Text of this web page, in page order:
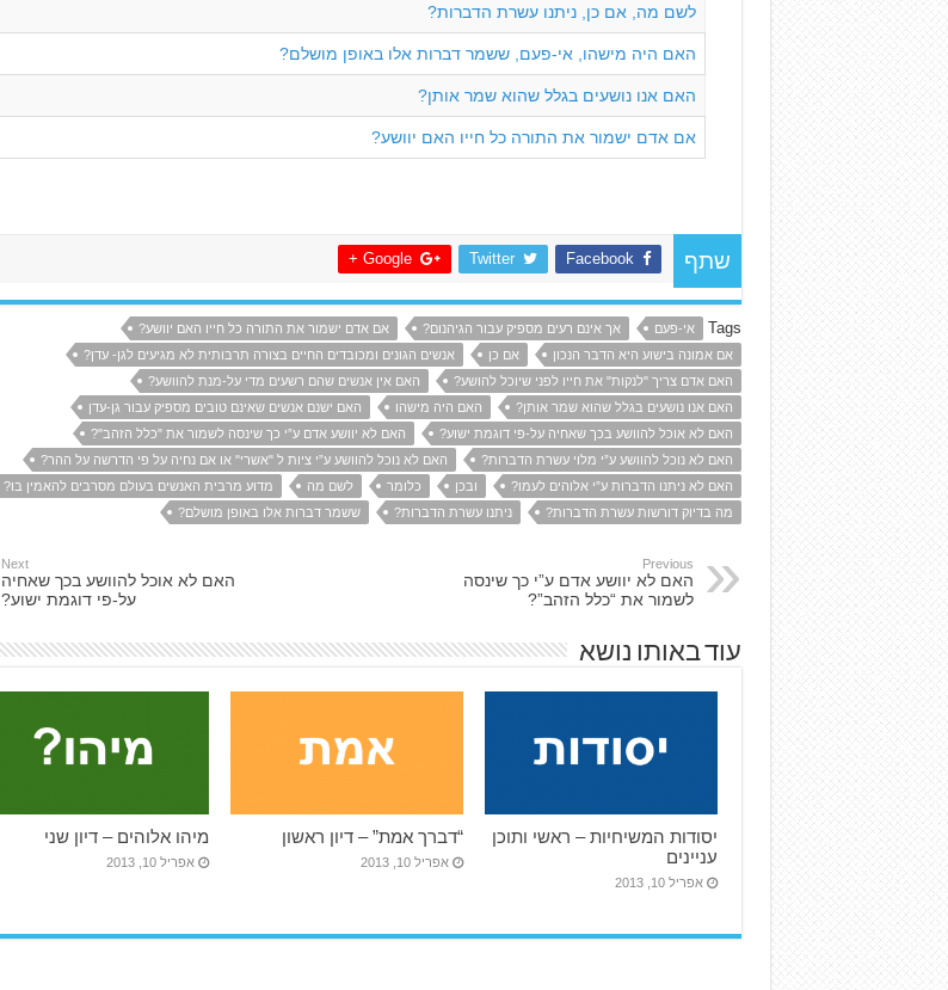
לשם מה, אם כן, ניתנו עשרת הדברות?
האם היה מישהו, אי-פעם, ששמר דברות אלו באופן מושלם?
האם אנו נושעים בגלל שהוא שמר אותן?
אם אדם ישמור את התורה כל חייו האם יוושע?
שתף Facebook
Twitter
Google +
Tags אי-פעם אך אינם רעים מספיק עבור הגיהנום?
אם אדם ישמור את התורה כל חייו האם יוושע?
אם אמונה בישוע היא הדבר הנכון
אם כן
אנשים הגונים ומכובדים החיים בצורה תרבותית לא מגיעים לגן- עדן?
האם אדם צריך "לנקות" את חייו לפני שיוכל להושע?
האם אין אנשים שהם רשעים מדי על-מנת להוושע?
האם אנו נושעים בגלל שהוא שמר אותן?
האם היה מישהו
האם ישנם אנשים שאינם טובים מספיק עבור גן-עדן
האם לא אוכל להוושע בכך שאחיה על-פי דוגמת ישוע?
האם לא יוושע אדם ע”י כך שינסה לשמור את "כלל הזהב"?
האם לא נוכל להוושע ע”י מלוי עשרת הדברות?
האם לא נוכל להוושע ע”י ציות ל "אשרי" או אם נחיה על פי הדרשה על ההר?
האם לא ניתנו הדברות ע”י אלוהים לעמו?
ובכן כלומר לשם מה
מדוע מרבית האנשים בעולם מסרבים להאמין בו?
מה בדיוק דורשות עשרת הדברות?
ניתנו עשרת הדברות? ששמר דברות אלו באופן מושלם?
Previous
האם לא יוושע אדם ע”י כך שינסה
לשמור את “כלל הזהב”?
Next
האם לא אוכל להוושע בכך שאחיה
על-פי דוגמת ישוע?
עוד באותו נושא
יסודות המשיחיות – ראשי ותוכן
עניינים
אפריל 10, 2013
“דברך אמת” – דיון ראשון
אפריל 10, 2013
מיהו אלוהים – דיון שני
אפריל 10, 2013